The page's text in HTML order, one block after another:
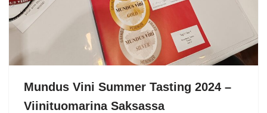
Mundus Vini Summer Tasting 2024 –
Viinituomarina Saksassa